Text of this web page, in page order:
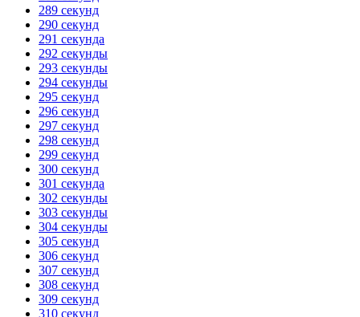
289 секунд
290 секунд
291 секунда
292 секунды
293 секунды
294 секунды
295 секунд
296 секунд
297 секунд
298 секунд
299 секунд
300 секунд
301 секунда
302 секунды
303 секунды
304 секунды
305 секунд
306 секунд
307 секунд
308 секунд
309 секунд
310 секунд